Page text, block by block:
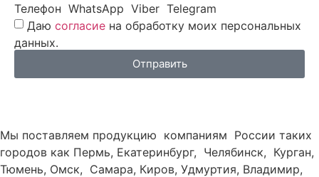
Телефон WhatsApp Viber Telegram
Даю согласие на обработку моих персональных
данных.
Отправить
Мы поставляем продукцию компаниям России таких
городов как Пермь, Екатеринбург, Челябинск, Курган,
Тюмень, Омск, Самара, Киров, Удмуртия, Владимир,